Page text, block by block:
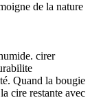
de la nature
cirer
Quand la bougie
cire restante avec